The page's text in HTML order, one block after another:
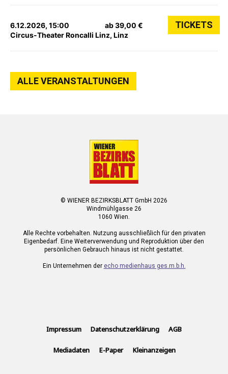
6.12.2026, 15:00
Circus-Theater Roncalli Linz, Linz
ab 39,00 € TICKETS
ALLE VERANSTALTUNGEN
© WIENER BEZIRKSBLATT GmbH 2026
Windmühlgasse 26
1060 Wien.
Alle Rechte vorbehalten. Nutzung ausschließlich für den privaten
Eigenbedarf. Eine Weiterverwendung und Reproduktion über den
persönlichen Gebrauch hinaus ist nicht gestattet.
Ein Unternehmen der echo medienhaus ges.m.b.h.
Impressum Datenschutzerklärung AGB
Mediadaten E-Paper Kleinanzeigen